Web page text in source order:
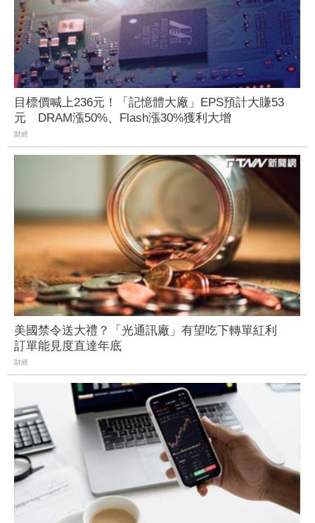
目標價喊上236元！「記憶體大廠」EPS預計大賺53
元 DRAM漲50%、Flash漲30%獲利大增
財經
美國禁令送大禮？「光通訊廠」有望吃下轉單紅利
訂單能見度直達年底
財經